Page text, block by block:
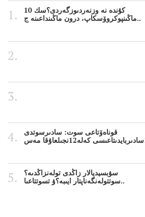
10 كۇندە نە وزنەردىوزگەردى؟سك
ماڭىنپوكروۆسكاپ، درون ماڭىنداعىنە ج..
قوناەۆتاعى سوت: سادىرسوتدى
سۋبسيديالار زاڭدى تولەنزاڭدىە؟
سوتتولەنگەناپتار ايىبە؟ۋ تسوتتاعىا..